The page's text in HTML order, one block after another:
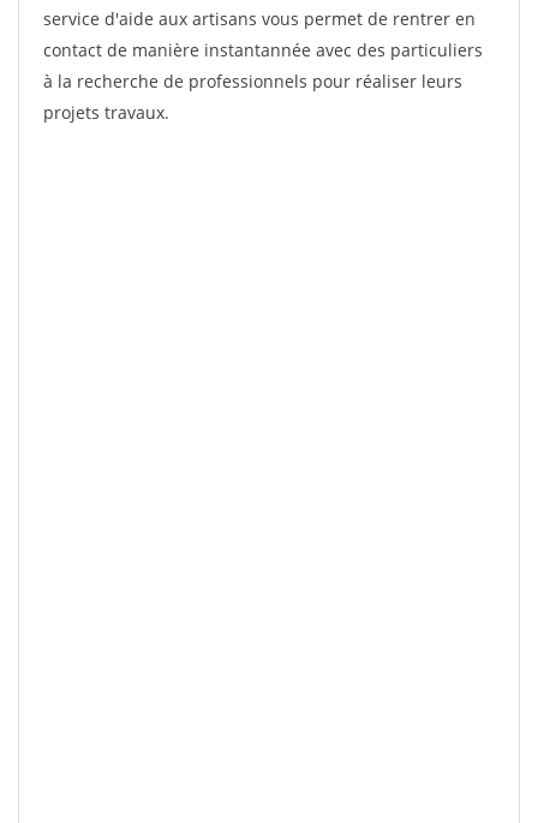
service d'aide aux artisans vous permet de rentrer en
contact de manière instantannée avec des particuliers
à la recherche de professionnels pour réaliser leurs
projets travaux.